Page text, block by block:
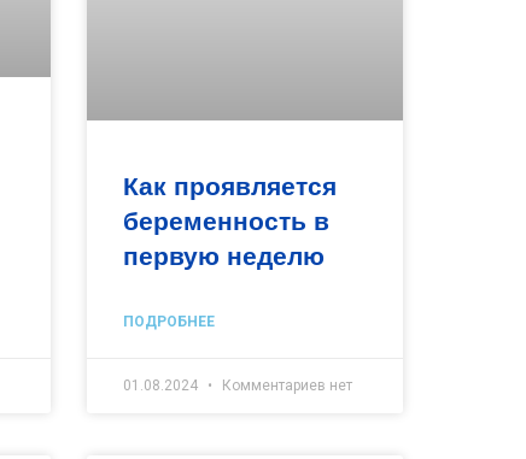
Как проявляется
беременность в
первую неделю
ПОДРОБНЕЕ
01.08.2024 Комментариев нет